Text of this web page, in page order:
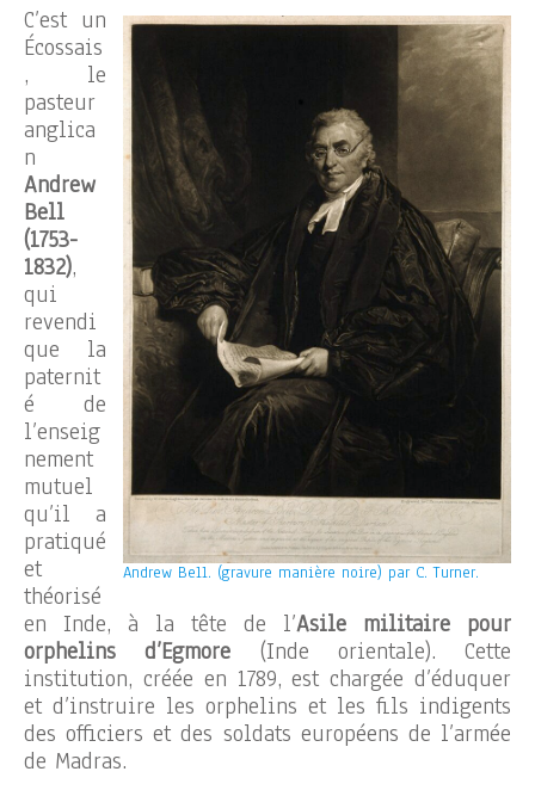
Andrew Bell. (gravure manière noire) par C. Turner.
C’est un
Écossais
, le
pasteur
anglica
n
Andrew
Bell
(1753-
1832),
qui
revendi
que la
paternit
é de
l’enseig
nement
mutuel
qu’il a
pratiqué
et
théorisé
en Inde, à la tête de l’Asile militaire pour
orphelins d’Egmore (Inde orientale). Cette
institution, créée en 1789, est chargée d’éduquer
et d’instruire les orphelins et les fils indigents
des officiers et des soldats européens de l’armée
de Madras.